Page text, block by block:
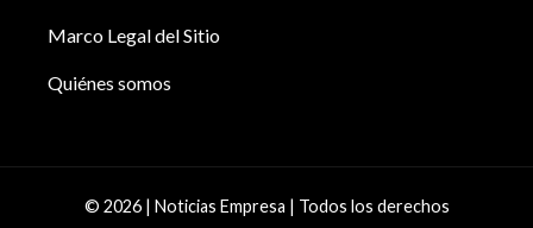
Marco Legal del Sitio
Quiénes somos
© 2026 | Noticias Empresa | Todos los derechos